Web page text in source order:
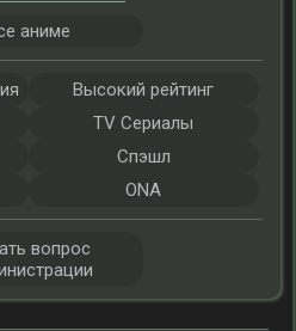
аниме
Высокий рейтинг
TV Сериалы
Спэшл
ONA
вопрос